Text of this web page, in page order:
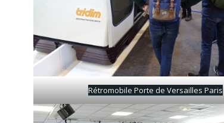
Rétromobile Porte de Versailles Paris